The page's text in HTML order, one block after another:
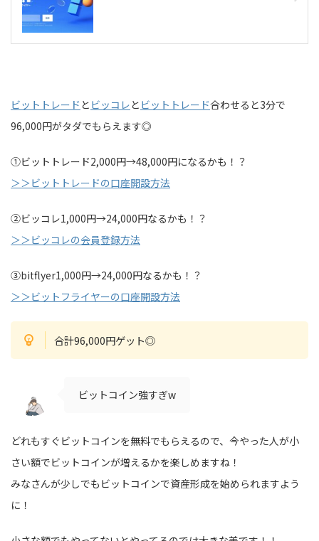
ビットトレード と ビッコレと ビットトレード合わせると3分で
96,000円がタダでもらえます◎
①ビットトレード2,000円→48,000円になるかも！？
＞＞ビットトレードの口座開設方法
②ビッコレ1,000円→24,000円なるかも！？
＞＞ビッコレの会員登録方法
③bitflyer1,000円→24,000円なるかも！？
＞＞ビットフライヤーの口座開設方法
合計96,000円ゲット◎
ビットコイン強すぎw
どれもすぐビットコインを無料でもらえるので、今やった人が小
さい額でビットコインが増えるかを楽しめますね！
みなさんが少しでもビットコインで資産形成を始められますよう
に！